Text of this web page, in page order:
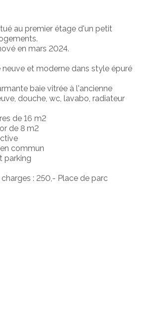
au premier étage d'un petit
en mars 2024.
neuve et moderne dans style épuré
baie vitrée à l'ancienne
douche, wc, lavabo, radiateur
de 16 m2
de 8 m2
commun
parking
: 250,- Place de parc